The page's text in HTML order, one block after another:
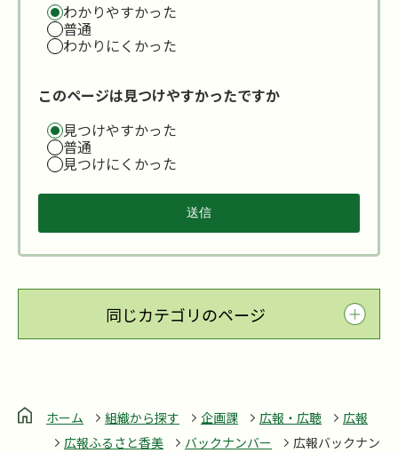
わかりやすかった
普通
わかりにくかった
このページは見つけやすかったですか
見つけやすかった
普通
見つけにくかった
同じカテゴリのページ
ホーム 組織から探す 企画課 広報・広聴
広報
広報ふるさと香美
バックナンバー
広報バックナン